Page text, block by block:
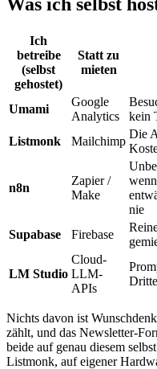
Ich
betreibe
(selbst
gehostet)
Statt zu
mieten
Umami
Google
Analytics
kein
Listmonk
Mailchimp
Die
n8n
Zapier /
Make
nie
Supabase
Firebase
LM Studio
Cloud-
LLM-
APIs
Dritte
Nichts davon ist
zählt, und das Newsletter-
beide auf genau diesem
Listmonk, auf eigener